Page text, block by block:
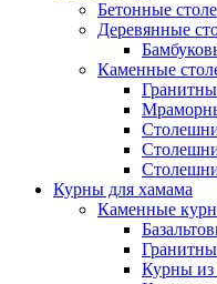
Бетонные
Деревянные
Каменные
Курны для хамама
Каменные
Курны из